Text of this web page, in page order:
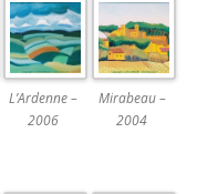
L’Ardenne –
2006
Mirabeau –
2004